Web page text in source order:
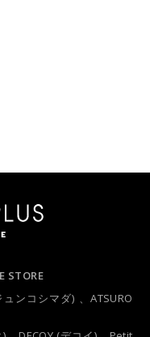
STORE
ュンコシマダ) 、ATSURO